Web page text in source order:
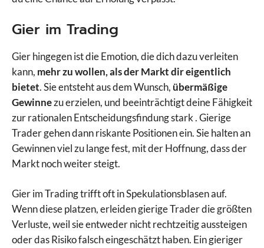
Gier im Trading
Gier hingegen ist die Emotion, die dich dazu verleiten
kann, mehr zu wollen, als der Markt dir eigentlich
bietet. Sie entsteht aus dem Wunsch, übermäßige
Gewinnezu erzielen, und beeinträchtigt deine Fähigkeit
zur rationalen Entscheidungsfindung stark . Gierige
Trader gehen dann riskante Positionen ein. Sie halten an
Gewinnen viel zu lange fest, mit der Hoffnung, dass der
Markt noch weiter steigt.
Gier im Trading trifft oft in Spekulationsblasen auf.
Wenn diese platzen, erleiden gierige Trader die größten
Verluste, weil sie entweder nicht rechtzeitig aussteigen
oder das Risiko falsch eingeschätzt haben. Ein gieriger